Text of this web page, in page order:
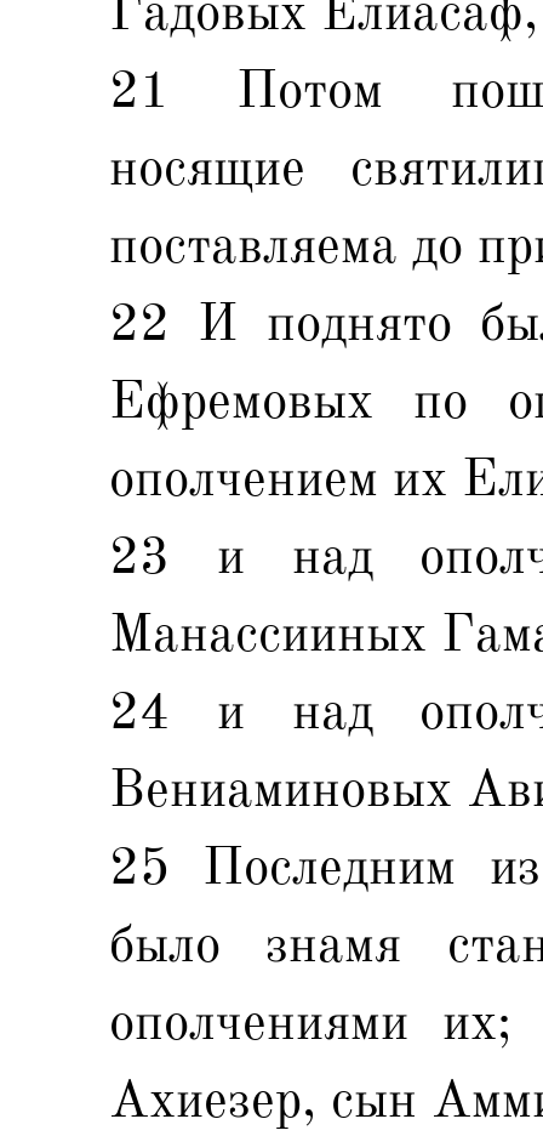
21 Потом
носящие
поставляема до
22 И поднято
Ефремовых по
ополчением их
23 и над
Манассииных
24 и над
Вениаминовых
25 Последним
было знамя
ополчениями
Ахиезер, сын